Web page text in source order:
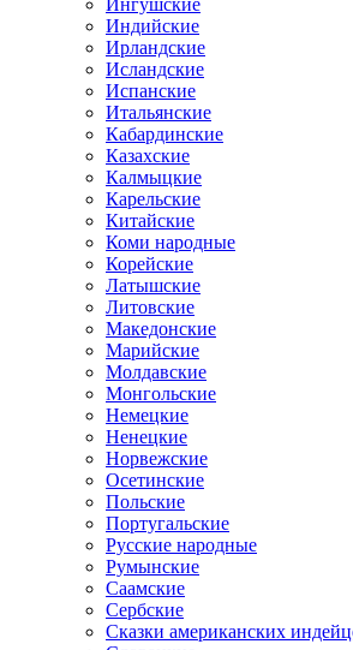
Ингушские
Индийские
Ирландские
Исландские
Испанские
Итальянские
Кабардинские
Казахские
Калмыцкие
Карельские
Китайские
Коми народные
Корейские
Латышские
Литовские
Македонские
Марийские
Молдавские
Монгольские
Немецкие
Ненецкие
Норвежские
Осетинские
Польские
Португальские
Русские народные
Румынские
Саамские
Сербские
Сказки американских